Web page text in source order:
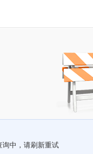
询中，请刷新重试